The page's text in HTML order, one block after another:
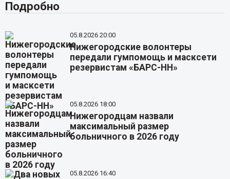
Подробно
05.8.2026 20:00
Нижегородские волонтеры
передали гумпомощь и масксети
резервистам «БАРС-НН»
05.8.2026 18:00
Нижегородцам назвали
максимальный размер
больничного в 2026 году
05.8.2026 16:40